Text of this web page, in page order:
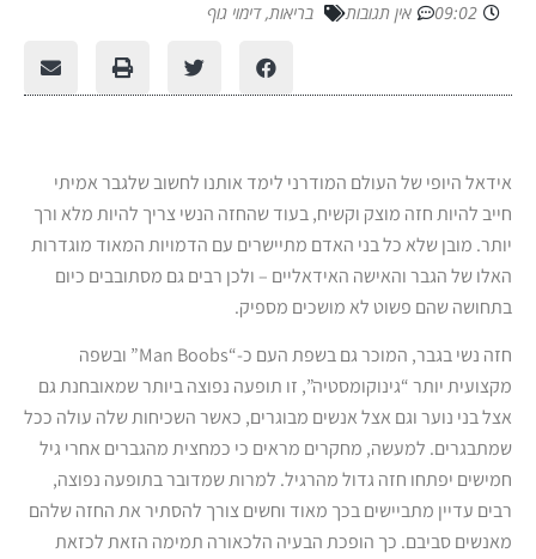
09:02 אין תגובות בריאות,דימוי גוף
אידאל היופי של העולם המודרני לימד אותנו לחשוב שלגבר אמיתי
חייב להיות חזה מוצק וקשיח, בעוד שהחזה הנשי צריך להיות מלא ורך
יותר. מובן שלא כל בני האדם מתיישרים עם הדמויות המאוד מוגדרות
האלו של הגבר והאישה האידאליים – ולכן רבים גם מסתובבים כיום
בתחושה שהם פשוט לא מושכים מספיק.
חזה נשי בגבר, המוכר גם בשפת העם כ-“Man Boobs” ובשפה
מקצועית יותר “גינוקומסטיה”, זו תופעה נפוצה ביותר שמאובחנת גם
אצל בני נוער וגם אצל אנשים מבוגרים, כאשר השכיחות שלה עולה ככל
שמתבגרים. למעשה, מחקרים מראים כי כמחצית מהגברים אחרי גיל
חמישים יפתחו חזה גדול מהרגיל. למרות שמדובר בתופעה נפוצה,
רבים עדיין מתביישים בכך מאוד וחשים צורך להסתיר את החזה שלהם
מאנשים סביבם. כך הופכת הבעיה הלכאורה תמימה הזאת לכזאת